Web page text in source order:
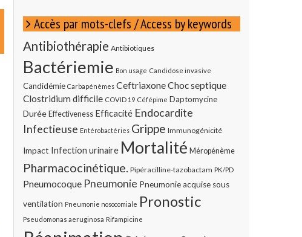
Accès par mots-clefs / Access by keywords
Antibiothérapie Antibiotiques
Bactériemie Bon usage Candidose invasive
Candidémie Carbapénèmes CeftriaxoneChoc septique
Clostridium difficile COVID 19 Céfépime Daptomycine
Durée Effectiveness Efficacité Endocardite
Infectieuse Entérobactéries Grippe Immunogénicité
Impact Infection urinaire Mortalité Méropénème
Pharmacocinétique. Pipéracilline-tazobactam PK/PD
Pneumocoque Pneumonie Pneumonie acquise sous
ventilation Pneumonie nosocomiale Pronostic
Pseudomonas aeruginosa Rifampicine